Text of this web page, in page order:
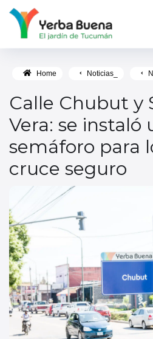
Home Noticias_
Calle Chubut y
Vera: se instaló
semáforo para
cruce seguro